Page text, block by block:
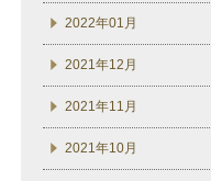
2022年01月
2021年12月
2021年11月
2021年10月